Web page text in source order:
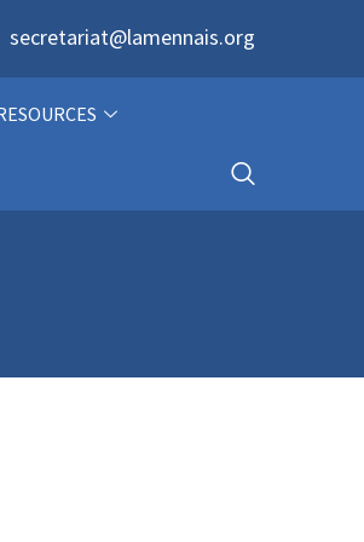
secretariat@lamennais.org